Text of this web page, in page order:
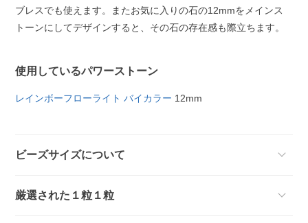
ブレスでも使えます。またお気に入りの石の12mmをメインス
トーンにしてデザインすると、その石の存在感も際立ちます。
使用しているパワーストーン
レインボーフローライト バイカラー 12mm
ビーズサイズについて
厳選された１粒１粒